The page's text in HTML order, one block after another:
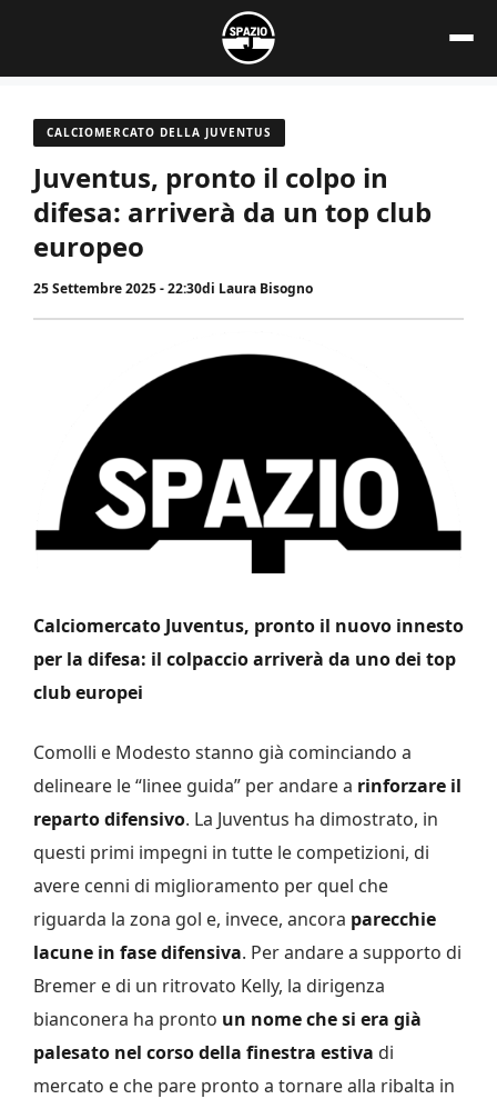
contenuto
CALCIOMERCATO DELLA JUVENTUS
Juventus, pronto il colpo in
difesa: arriverà da un top club
europeo
25 Settembre 2025 - 22:30di Laura Bisogno
Calciomercato Juventus, pronto il nuovo innesto
per la difesa: il colpaccio arriverà da uno dei top
club europei
Comolli e Modesto stanno già cominciando a
delineare le “linee guida” per andare a rinforzare il
reparto difensivo. La Juventus ha dimostrato, in
questi primi impegni in tutte le competizioni, di
avere cenni di miglioramento per quel che
riguarda la zona gol e, invece, ancora parecchie
lacune in fase difensiva. Per andare a supporto di
Bremer e di un ritrovato Kelly, la dirigenza
bianconera ha pronto un nome che si era già
palesato nel corso della finestra estiva di
mercato e che pare pronto a tornare alla ribalta in